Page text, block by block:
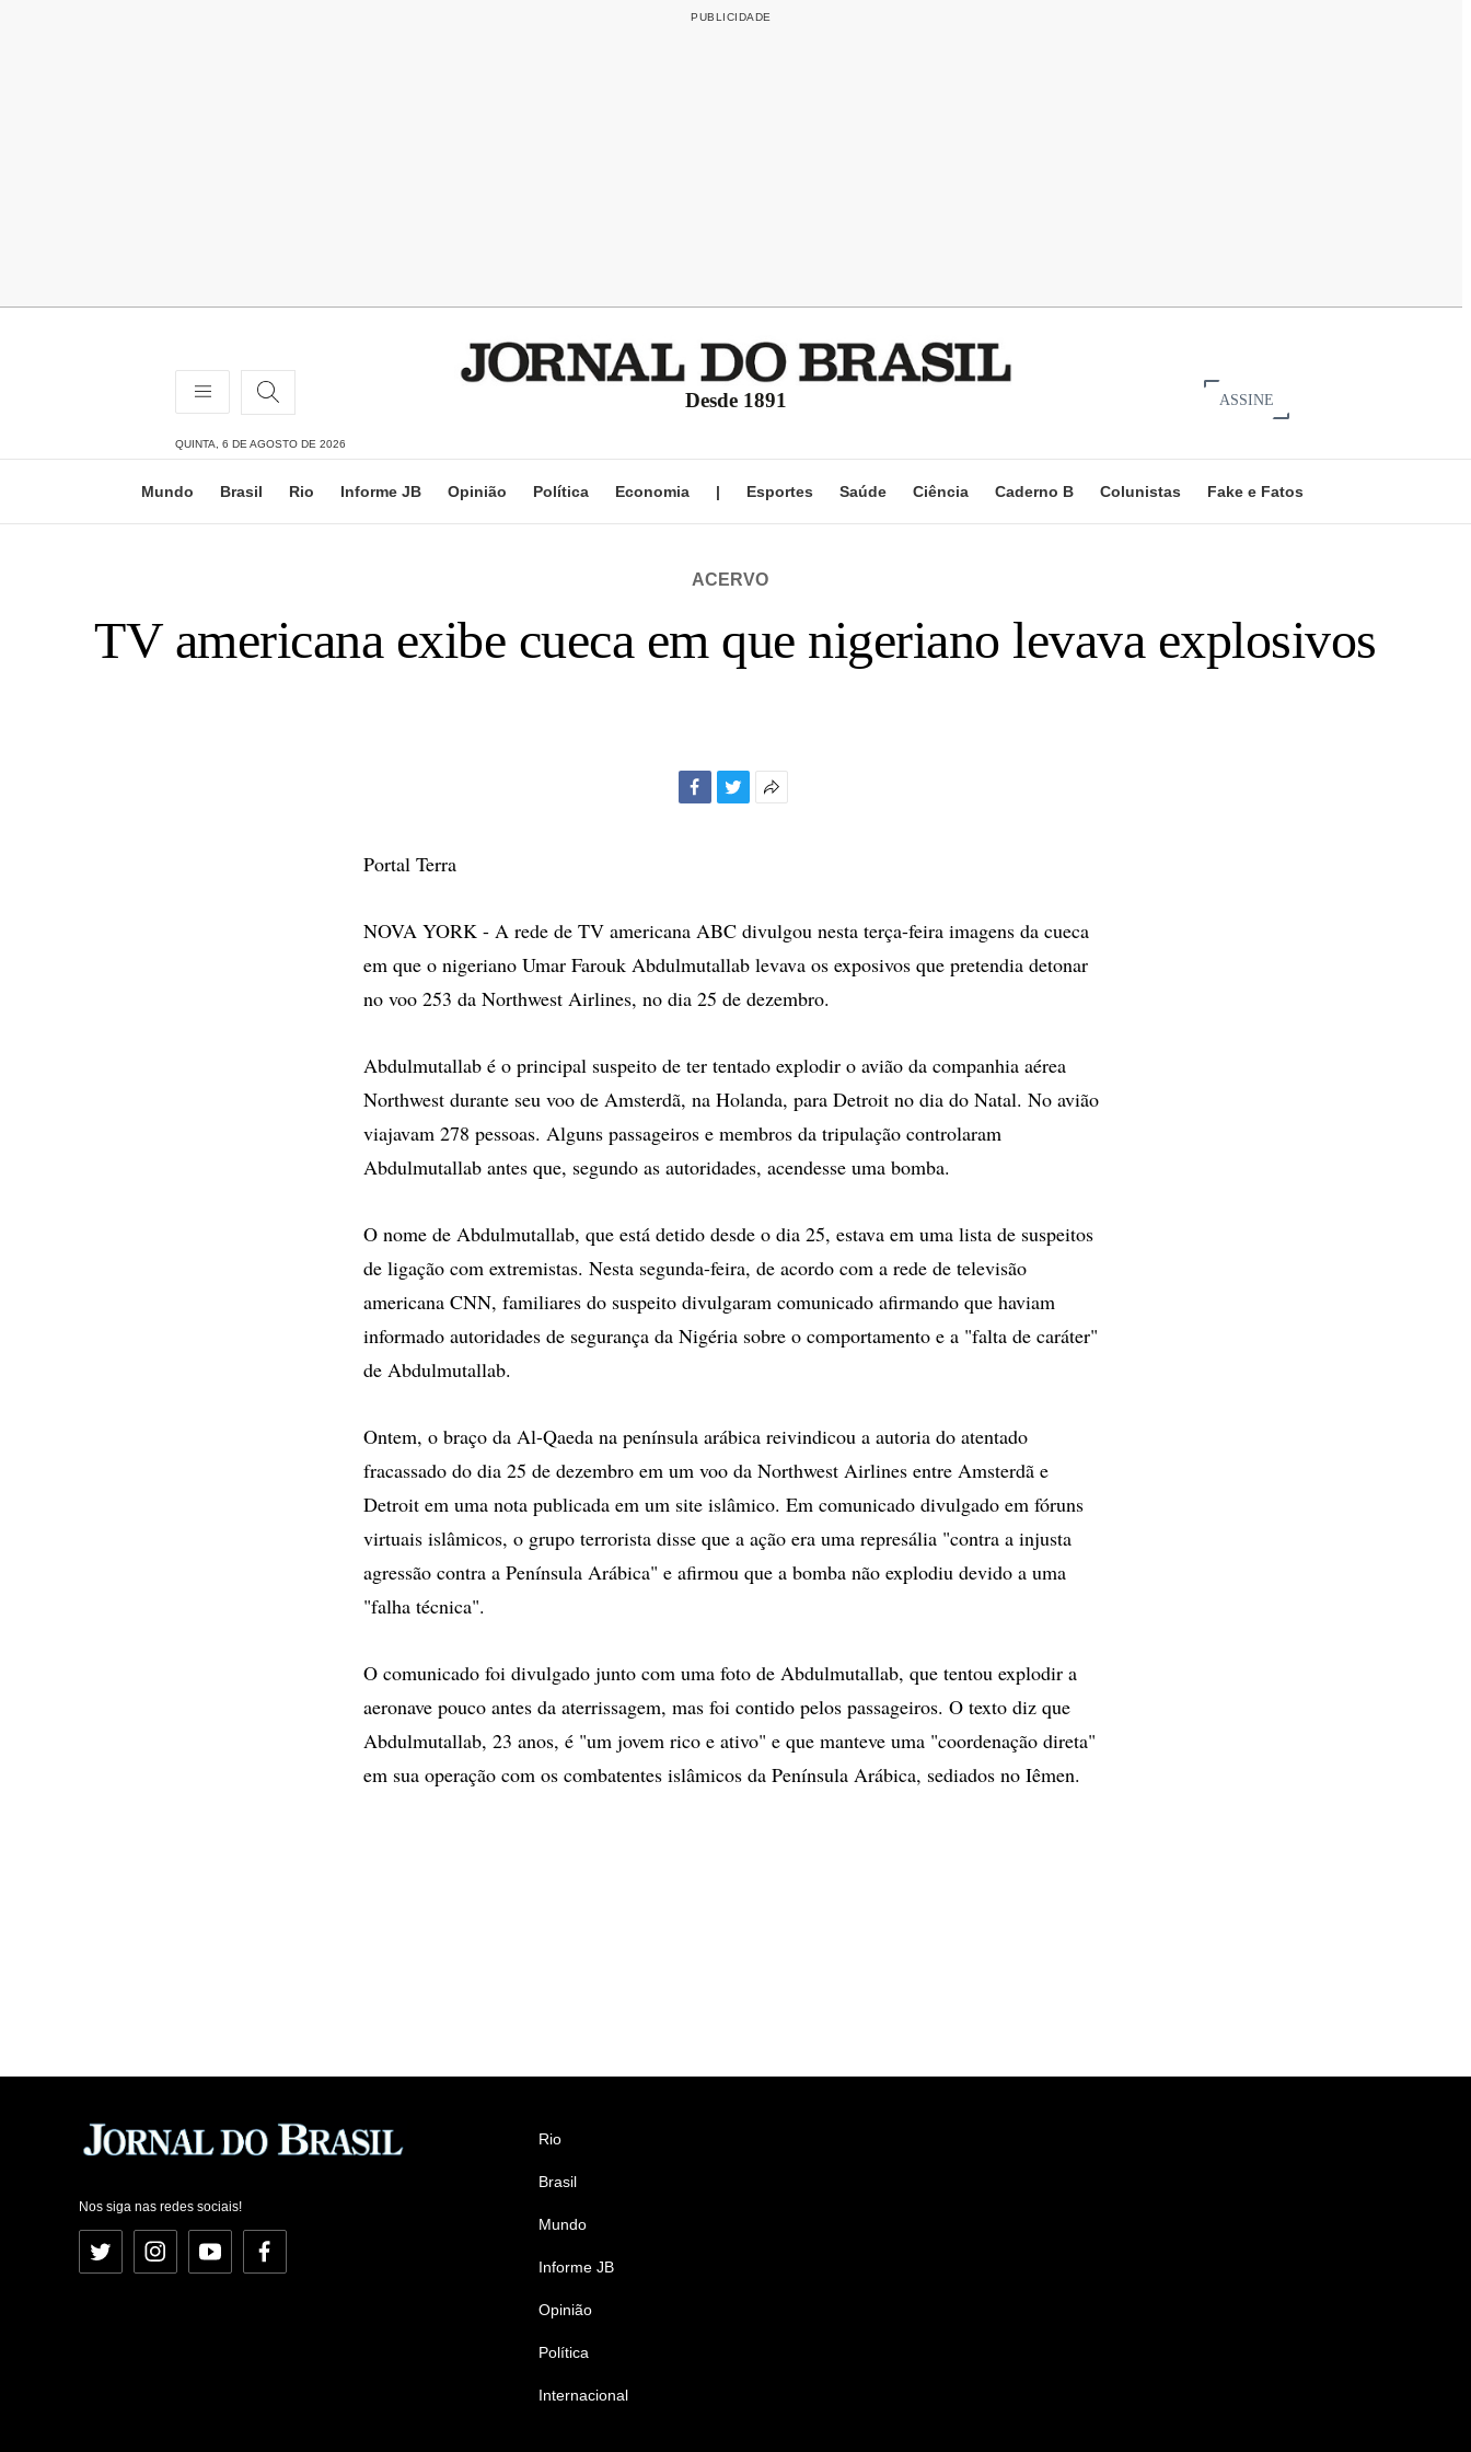
Desde 1891 ASSINE
QUINTA, 6 DE AGOSTO DE 2026
Mundo Brasil Rio Informe JB Opinião Política Economia | Esportes Saúde Ciência Caderno B Colunistas Fake e Fatos
ACERVO
TV americana exibe cueca em que nigeriano levava explosivos
Portal Terra
NOVA YORK - A rede de TV americana ABC divulgou nesta terça-feira imagens da cueca
em que o nigeriano Umar Farouk Abdulmutallab levava os exposivos que pretendia detonar
no voo 253 da Northwest Airlines, no dia 25 de dezembro.
Abdulmutallab é o principal suspeito de ter tentado explodir o avião da companhia aérea
Northwest durante seu voo de Amsterdã, na Holanda, para Detroit no dia do Natal. No avião
viajavam 278 pessoas. Alguns passageiros e membros da tripulação controlaram
Abdulmutallab antes que, segundo as autoridades, acendesse uma bomba.
O nome de Abdulmutallab, que está detido desde o dia 25, estava em uma lista de suspeitos
de ligação com extremistas. Nesta segunda-feira, de acordo com a rede de televisão
americana CNN, familiares do suspeito divulgaram comunicado afirmando que haviam
informado autoridades de segurança da Nigéria sobre o comportamento e a "falta de caráter"
de Abdulmutallab.
Ontem, o braço da Al-Qaeda na península arábica reivindicou a autoria do atentado
fracassado do dia 25 de dezembro em um voo da Northwest Airlines entre Amsterdã e
Detroit em uma nota publicada em um site islâmico. Em comunicado divulgado em fóruns
virtuais islâmicos, o grupo terrorista disse que a ação era uma represália "contra a injusta
agressão contra a Península Arábica" e afirmou que a bomba não explodiu devido a uma
"falha técnica".
O comunicado foi divulgado junto com uma foto de Abdulmutallab, que tentou explodir a
aeronave pouco antes da aterrissagem, mas foi contido pelos passageiros. O texto diz que
Abdulmutallab, 23 anos, é "um jovem rico e ativo" e que manteve uma "coordenação direta"
em sua operação com os combatentes islâmicos da Península Arábica, sediados no Iêmen.
Nos siga nas redes sociais!
Twitter InstagramYouTubeFacebook
Rio
Brasil
Mundo
Informe JB
Opinião
Política
Internacional